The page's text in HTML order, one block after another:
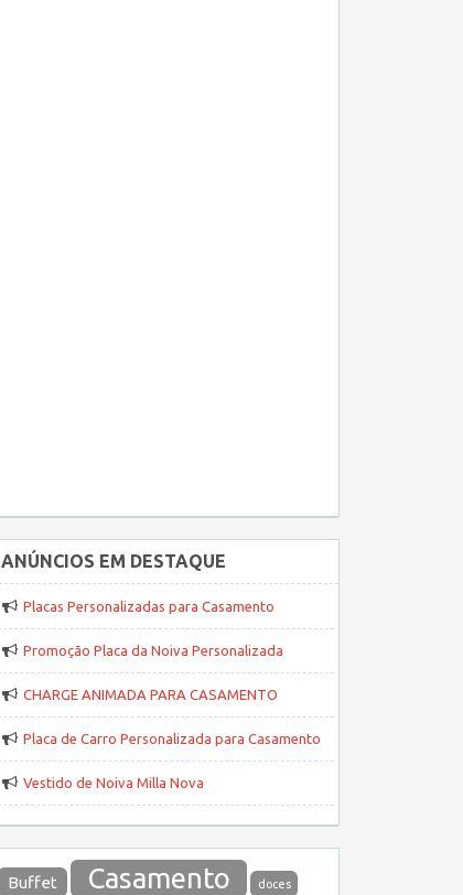
ANÚNCIOS EM DESTAQUE
Placas Personalizadas para Casamento
Promoção Placa da Noiva Personalizada
CHARGE ANIMADA PARA CASAMENTO
Placa de Carro Personalizada para Casamento
Vestido de Noiva Milla Nova
Buffet Casamento doces